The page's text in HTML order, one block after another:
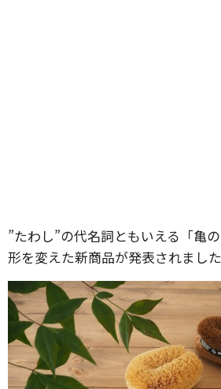
”たわし”の代名詞ともいえる「亀
形を変えた新商品が発表されました